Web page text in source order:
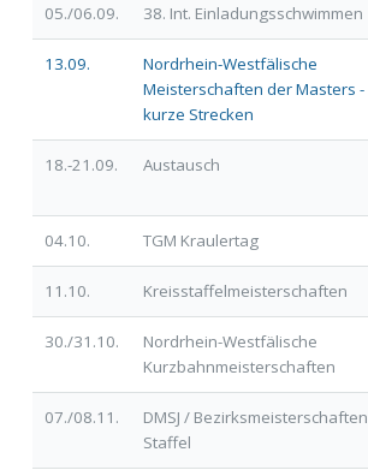
05./06.09. 38. Int. Einladungsschwimmen
13.09.
Nordrhein-Westfälische
Meisterschaften der Masters -
kurze Strecken
18.-21.09. Austausch
04.10. TGM Kraulertag
11.10. Kreisstaffelmeisterschaften
30./31.10.
Nordrhein-Westfälische
Kurzbahnmeisterschaften
07./08.11.
DMSJ / Bezirksmeisterschaften
Staffel